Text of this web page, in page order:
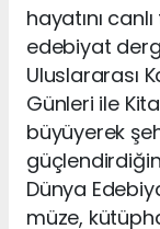
hayatını
edebiyat
Uluslararası
Günleri ile
büyüyerek
Dünya
müze,